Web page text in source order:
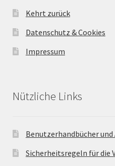
Kehrt zurück
Datenschutz & Cookies
Impressum
Nützliche Links
Benutzerhandbücher
Sicherheitsregeln für die